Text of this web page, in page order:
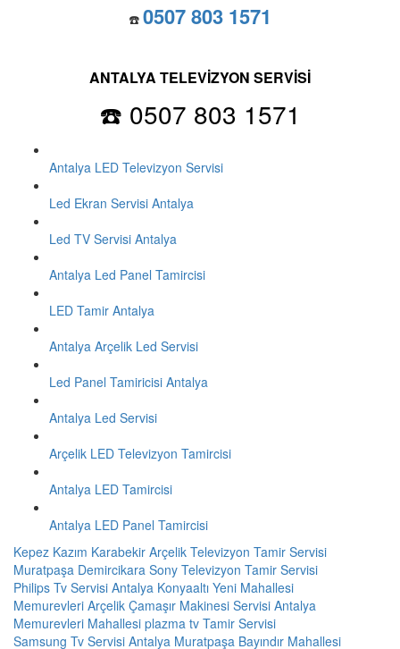
☎️ 0507 803 1571
ANTALYA TELEVİZYON SERVİSİ
☎️ 0507 803 1571
Antalya LED Televizyon Servisi
Led Ekran Servisi Antalya
Led TV Servisi Antalya
Antalya Led Panel Tamircisi
LED Tamir Antalya
Antalya Arçelik Led Servisi
Led Panel Tamiricisi Antalya
Antalya Led Servisi
Arçelik LED Televizyon Tamircisi
Antalya LED Tamircisi
Antalya LED Panel Tamircisi
Kepez Kazım Karabekir Arçelik Televizyon Tamir Servisi
Muratpaşa Demircikara Sony Televizyon Tamir Servisi
Philips Tv Servisi Antalya Konyaaltı Yeni Mahallesi
Memurevleri Arçelik Çamaşır Makinesi Servisi Antalya
Memurevleri Mahallesi plazma tv Tamir Servisi
Samsung Tv Servisi Antalya Muratpaşa Bayındır Mahallesi